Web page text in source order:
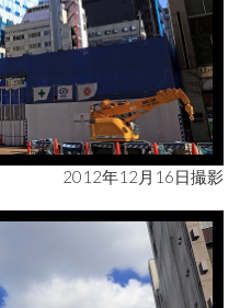
2012年12月16日撮影